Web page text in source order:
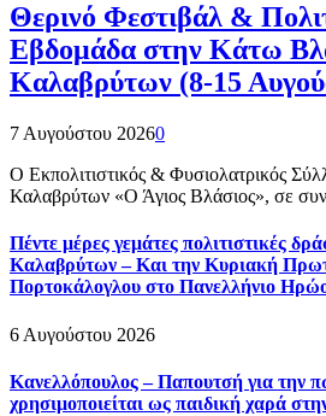
Θερινό Φεστιβάλ &
Εβδομάδα στην Κάτω
Καλαβρύτων (8-15
7 Αυγούστου 20260
Ο Εκπολιτιστικός & Φυσιολατρικός
Καλαβρύτων «Ο Άγιος Βλάσιος», σε
Πέντε μέρες γεμάτες πολιτιστικές
Καλαβρύτων – Και την Κυριακή
Πορτοκάλογλου στο Πανελλήνιο
6 Αυγούστου 2026
Κανελλόπουλος – Παπουτσή για την
χρησιμοποιείται ως παιδική χαρά